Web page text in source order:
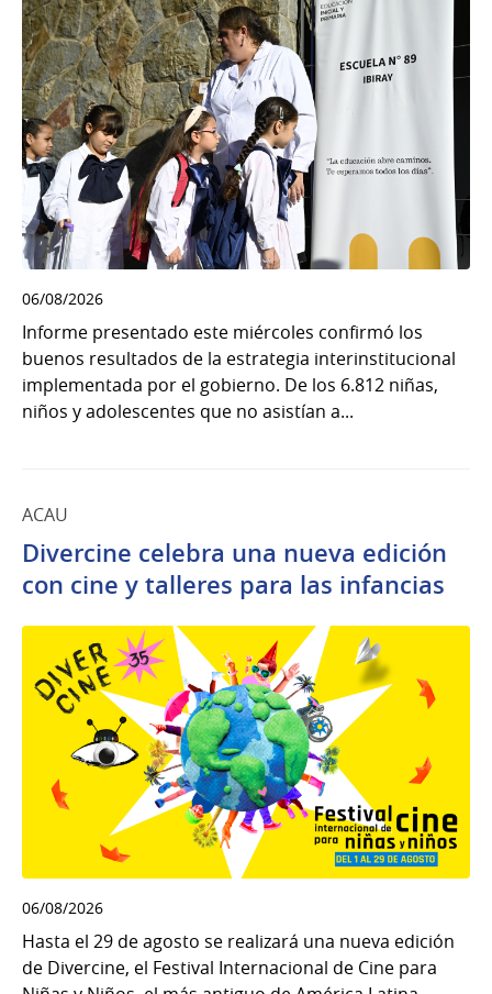
06/08/2026
Informe presentado este miércoles confirmó los
buenos resultados de la estrategia interinstitucional
implementada por el gobierno. De los 6.812 niñas,
niños y adolescentes que no asistían a...
ACAU
Divercine celebra una nueva edición
con cine y talleres para las infancias
06/08/2026
Hasta el 29 de agosto se realizará una nueva edición
de Divercine, el Festival Internacional de Cine para